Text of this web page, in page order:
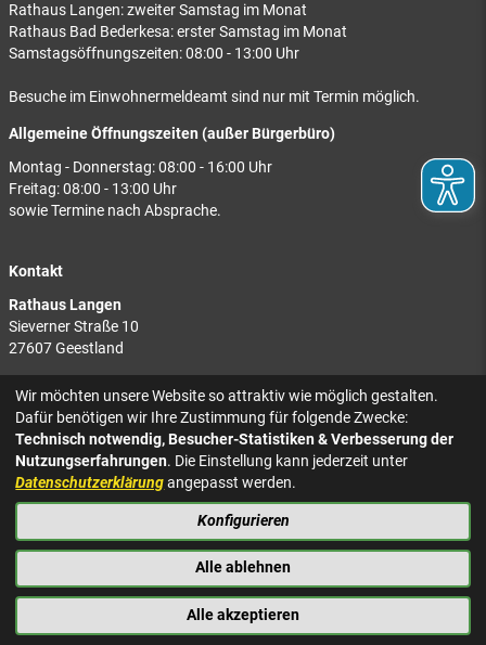
Rathaus Langen: zweiter Samstag im Monat
Rathaus Bad Bederkesa: erster Samstag im Monat
Samstagsöffnungszeiten: 08:00 - 13:00 Uhr
Besuche im Einwohnermeldeamt sind nur mit Termin möglich.
Allgemeine Öffnungszeiten (außer Bürgerbüro)
Montag - Donnerstag: 08:00 - 16:00 Uhr
Freitag: 08:00 - 13:00 Uhr
sowie Termine nach Absprache.
Kontakt
Rathaus Langen
Sieverner Straße 10
27607 Geestland
Rathaus Bad Bederkesa
Am Markt 8
27624 Geestland
Tel.: 04743 937-2300
KONTAKT
IMPRESSUM
BARRIEREFREIHEIT
NACH OBEN
Wir möchten unsere Website so attraktiv wie möglich gestalten.
Dafür benötigen wir Ihre Zustimmung für folgende Zwecke:
Technisch notwendig, Besucher-Statistiken & Verbesserung der
Nutzungserfahrungen. Die Einstellung kann jederzeit unter
Datenschutzerklärungangepasst werden.
Konfigurieren
Alle ablehnen
Alle akzeptieren